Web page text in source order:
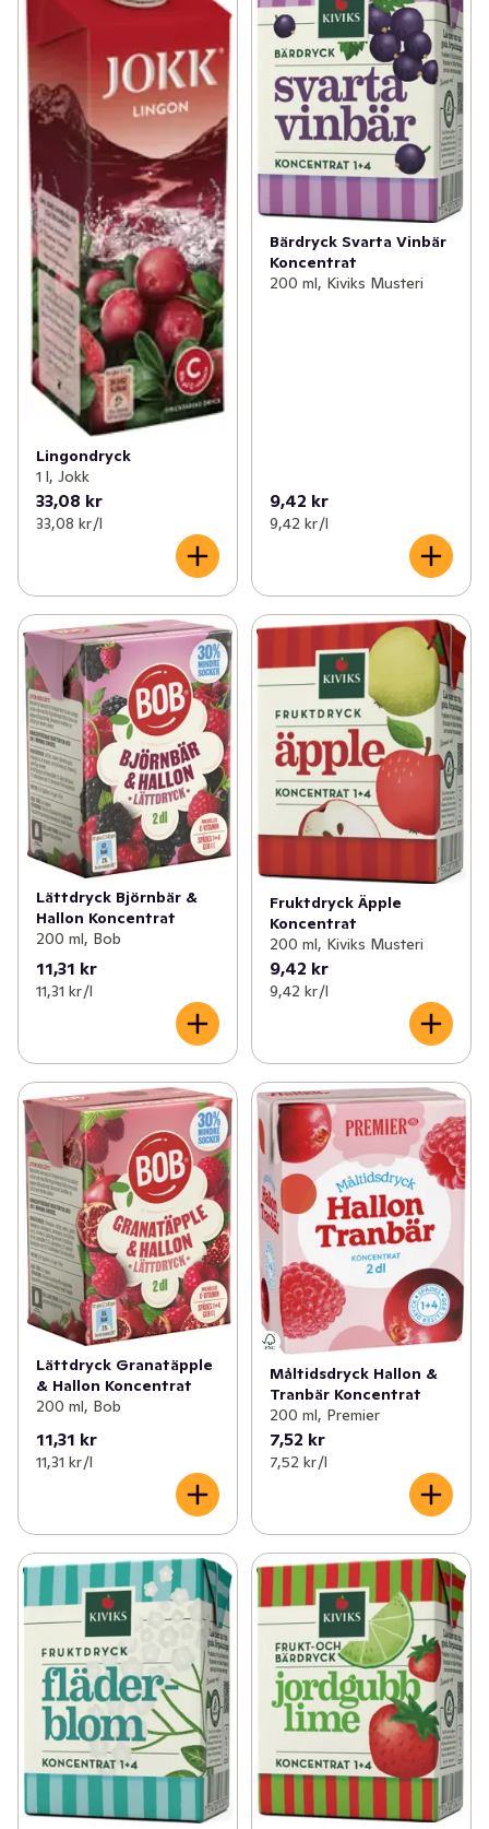
Lingondryck
1 l, Jokk
33,08 kr
33,08 kr /l
Bärdryck Svarta Vinbär
Koncentrat
200 ml, Kiviks Musteri
9,42 kr
9,42 kr /l
Lättdryck Björnbär &
Hallon Koncentrat
200 ml, Bob
11,31 kr
11,31 kr /l
Fruktdryck Äpple
Koncentrat
200 ml, Kiviks Musteri
9,42 kr
9,42 kr /l
Lättdryck Granatäpple
& Hallon Koncentrat
200 ml, Bob
11,31 kr
11,31 kr /l
Måltidsdryck Hallon &
Tranbär Koncentrat
200 ml, Premier
7,52 kr
7,52 kr /l